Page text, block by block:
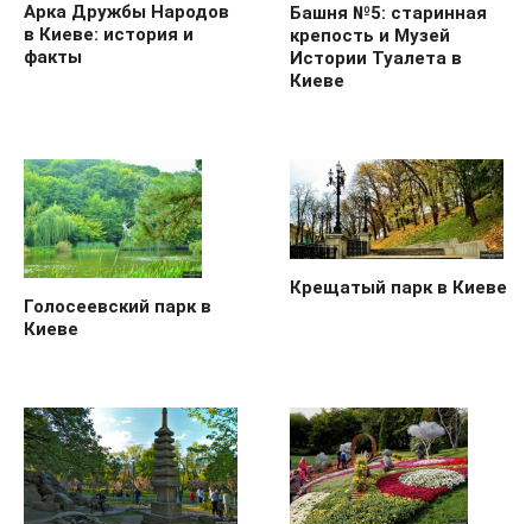
Арка Дружбы Народов
в Киеве: история и
факты
Башня №5: старинная
крепость и Музей
Истории Туалета в
Киеве
Голосеевский парк в
Киеве
Крещатый парк в Киеве